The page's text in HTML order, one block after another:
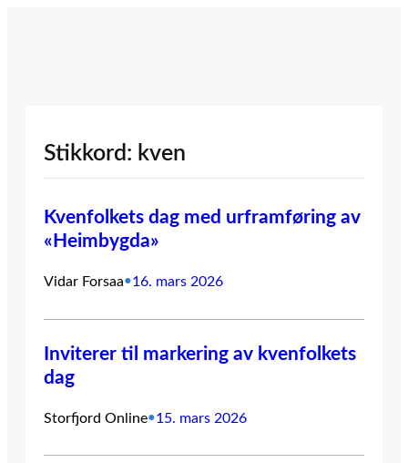
Stikkord: kven
Kvenfolkets dag med urframføring av
«Heimbygda»
Vidar Forsaa•16. mars 2026
Inviterer til markering av kvenfolkets
dag
Storfjord Online•15. mars 2026